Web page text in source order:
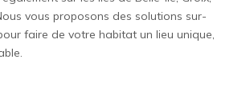
vous proposons des solutions sur-
faire de votre habitat un lieu unique,